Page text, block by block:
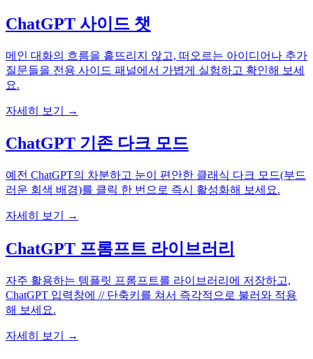
ChatGPT 사이드 챗
메인 대화의 흐름을 흩뜨리지 않고, 떠오르는 아이디어나 추가
질문들을 전용 사이드 패널에서 가볍게 실험하고 확인해 보세
요.
자세히 보기 →
ChatGPT 기존 다크 모드
예전 ChatGPT의 차분하고 눈이 편안한 클래식 다크 모드(부드
러운 회색 배경)를 클릭 한 번으로 즉시 활성화해 보세요.
자세히 보기 →
ChatGPT 프롬프트 라이브러리
자주 활용하는 템플릿 프롬프트를 라이브러리에 저장하고,
ChatGPT 입력창에 // 단축키를 쳐서 즉각적으로 불러와 적용
해 보세요.
자세히 보기 →